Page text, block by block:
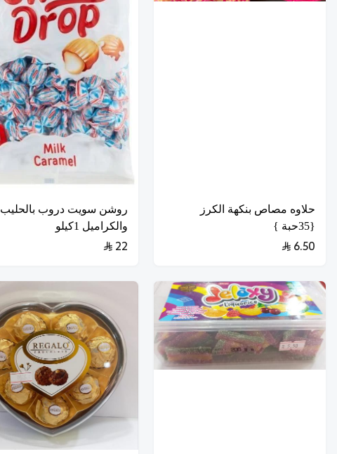
حلاوه مصاص بنكهة الكرز
{35حبة }
6.50
روشن سويت دروب بالحليب
والكراميل 1كيلو
22